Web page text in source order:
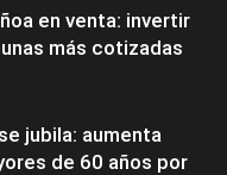
en venta: invertir
más cotizadas
jubila: aumenta
de 60 años por